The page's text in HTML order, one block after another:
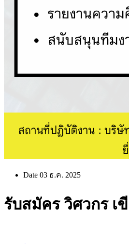
Date 03 ธ.ค. 2025
รับสมัคร วิศวกร เ